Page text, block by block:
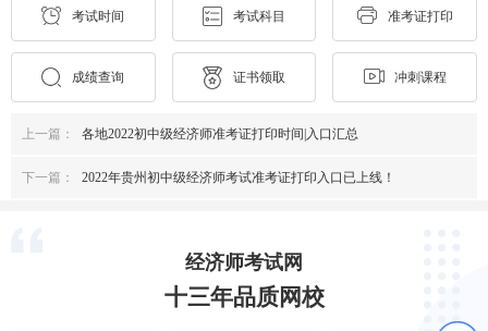
考试时间 考试科目 准考证打印
成绩查询 证书领取 冲刺课程
上一篇： 各地2022初中级经济师准考证打印时间|入口汇总
下一篇： 2022年贵州初中级经济师考试准考证打印入口已上线！
经济师考试网
十三年品质网校